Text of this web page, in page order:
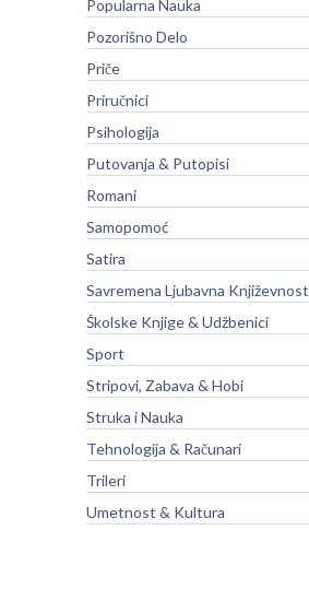
Popularna Nauka
Pozorišno Delo
Priče
Priručnici
Psihologija
Putovanja & Putopisi
Romani
Samopomoć
Satira
Savremena Ljubavna Književnost
Školske Knjige & Udžbenici
Sport
Stripovi, Zabava & Hobi
Struka i Nauka
Tehnologija & Računari
Trileri
Umetnost & Kultura